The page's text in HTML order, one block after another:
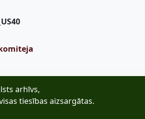
arhīvs,
tiesības aizsargātas.